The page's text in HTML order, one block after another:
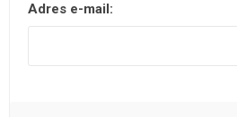
Adres e-mail: